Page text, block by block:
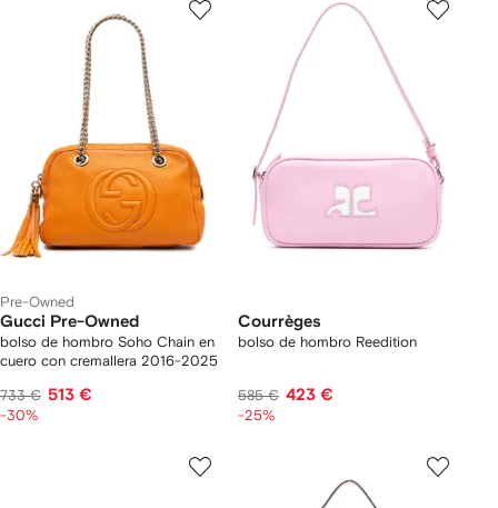
Pre-Owned
Gucci Pre-Owned
bolso de hombro Soho Chain en
cuero con cremallera 2016-2025
733 € 513 €
-30%
Courrèges
bolso de hombro Reedition
585 € 423 €
-25%